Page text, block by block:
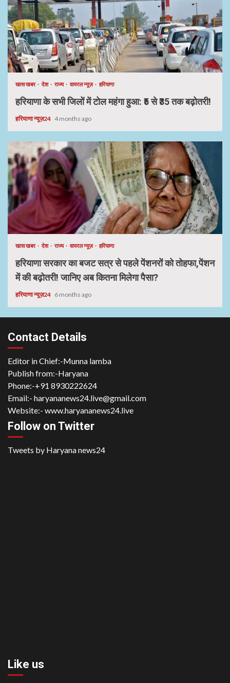
खास खबर देश राज्य वायरल न्यूज़ हरियाणा
हरियाणा के सभी जिलों में टोल महंगा हुआ: ₹5 से ₹35 तक बढ़ोतरी!
हरियाणा न्यूज़24 4 months ago
खास खबर देश राज्य वायरल न्यूज़ हरियाणा
हरियाणा सरकार का बजट सत्र से पहले पेंशनरों को तोहफा,पेंशन
में की बढ़ोतरी! जानिए अब कितना मिलेगा पैसा?
हरियाणा न्यूज़24 6 months ago
Contact Details
Editor in Chief:-Munna lamba
Publish from:-Haryana
Phone:-+91 8930222624
Email:- haryananews24.live@gmail.com
Website:- www.haryananews24.live
Follow on Twitter
Tweets by Haryana news24
Like us